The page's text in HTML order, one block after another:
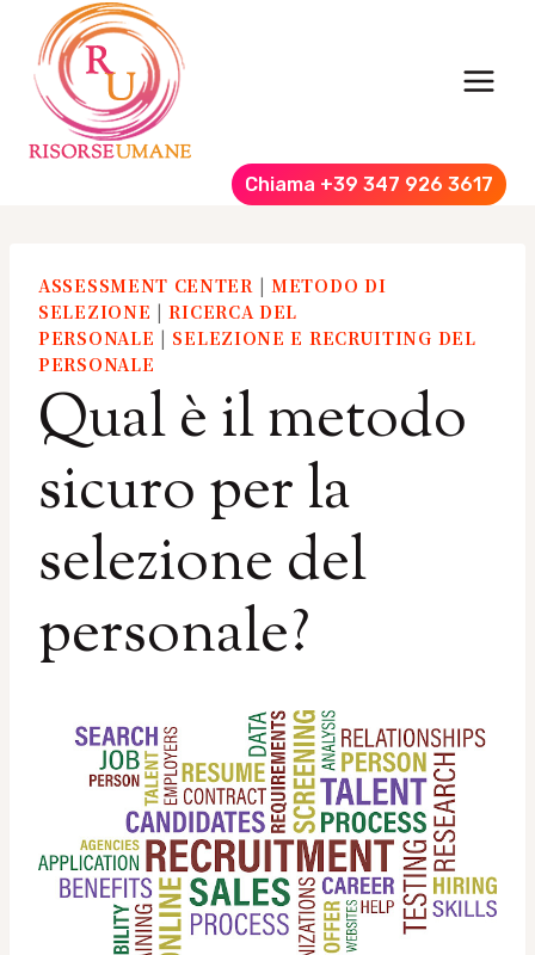
Salta
contenuto
Chiama +39 347 926 3617
ASSESSMENT CENTER |METODO DI
SELEZIONE |RICERCA DEL
PERSONALE | SELEZIONE E RECRUITING DEL
PERSONALE
Qual è il metodo
sicuro per la
selezione del
personale?